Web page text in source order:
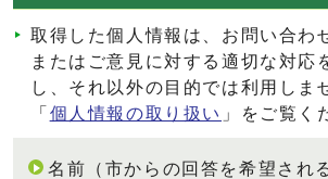
取得した個人情報は、お問い合わ
またはご意見に対する適切な対応
し、それ以外の目的では利用しま
「 個人情報の取り扱い 」をご覧く
名前（市からの回答を希望され